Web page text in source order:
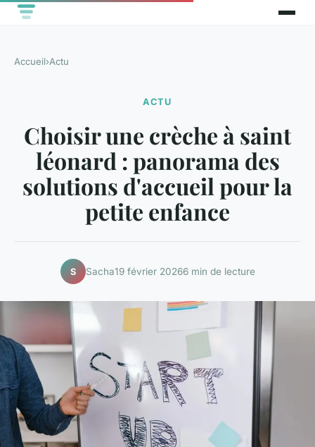
Accueil›Actu
ACTU
Choisir une crèche à saint
léonard : panorama des
solutions d'accueil pour la
petite enfance
S Sacha19 février 20266 min de lecture